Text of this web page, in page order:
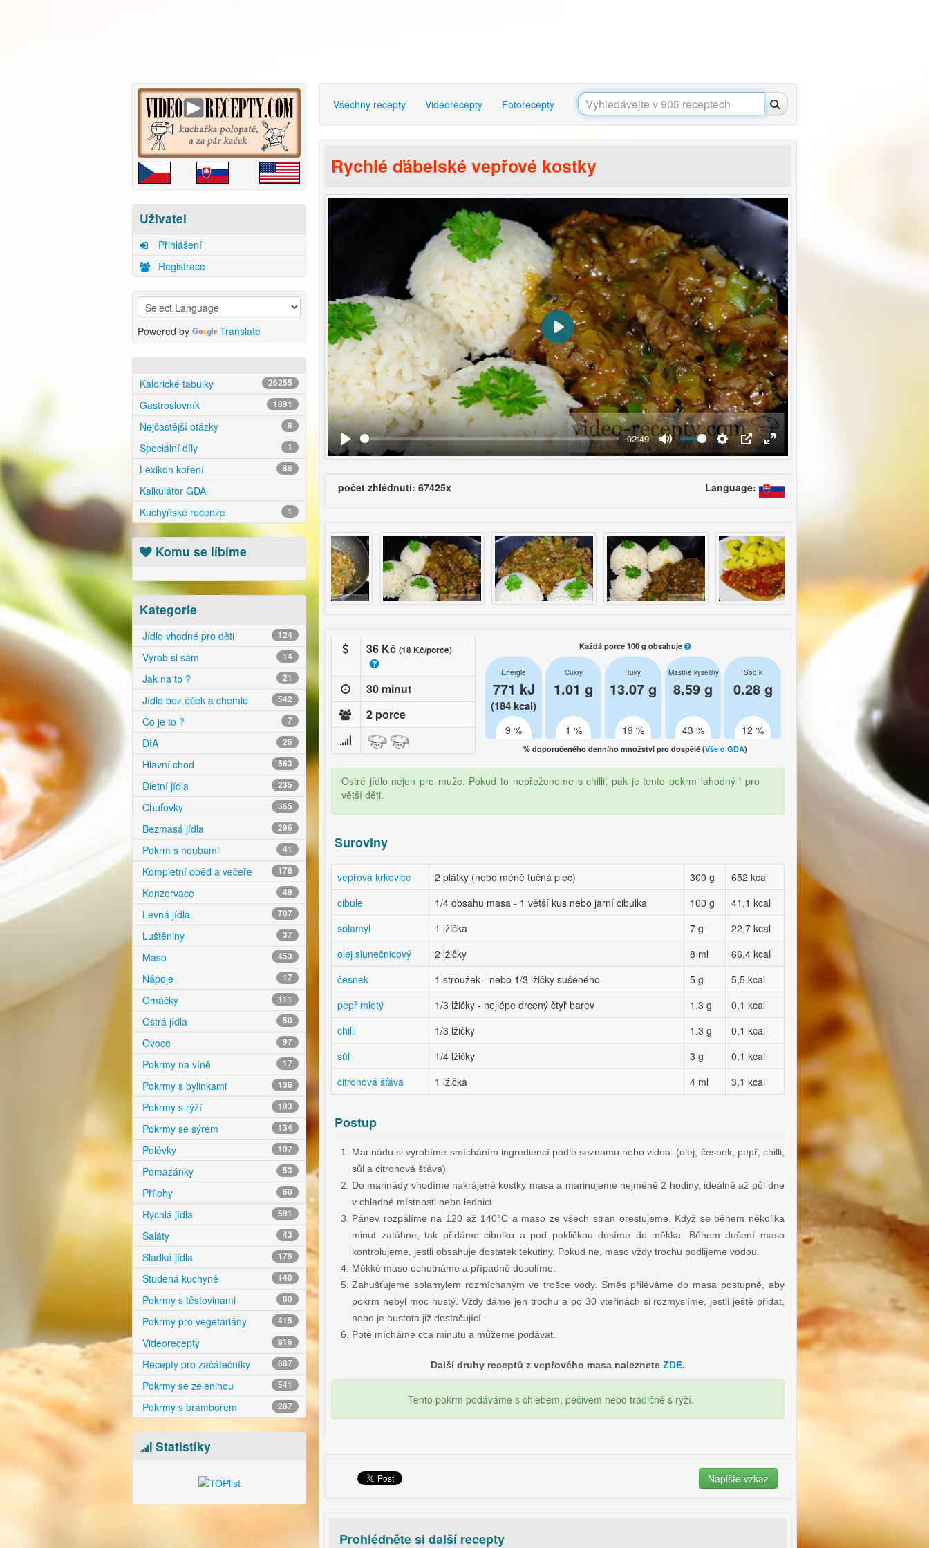
Uživatel
Přihlášení
Registrace
Powered by Translate
Kalorické tabulky 26255
Gastroslovník 1891
Nejčastější otázky 8
Speciální díly 1
Lexikon koření 88
Kalkulátor GDA
Kuchyňské recenze
1
Komu se líbíme
Kategorie
Jídlo vhodné pro děti 124
Vyrob si sám 14
Jak na to ? 21
Jídlo bez éček a chemie 542
Co je to ? 7
DIA 26
Hlavní chod 563
Dietní jídla 235
Chuťovky 365
Bezmasá jídla 296
Pokrm s houbami 41
Kompletní oběd a večeře 176
Konzervace 48
Levná jídla 707
Luštěniny 37
Maso 453
Nápoje 17
Omáčky 111
Ostrá jídla 50
Ovoce 97
Pokrmy na víně 17
Pokrmy s bylinkami 136
Pokrmy s rýží 103
Pokrmy se sýrem 134
Polévky 107
Pomazánky 53
Přílohy 60
Rychlá jídla 591
Saláty 43
Sladká jídla 178
Studená kuchyně 140
Pokrmy s těstovinami 80
Pokrmy pro vegetariány 415
Videorecepty 816
Recepty pro začátečníky 887
Pokrmy se zeleninou 541
Pokrmy s bramborem 287
Statistiky
Všechny recepty Videorecepty Fotorecepty
Rychlé ďábelské vepřové kostky
-02:49
Přehrát
počet zhlédnutí: 67425x Language:
36 Kč (18 Kč/porce)
30 minut
2 porce
Každá porce 100 g obsahuje
Energie
771 kJ
(184 kcal)
9 %
Cukry
1.01 g
1 %
Tuky
13.07 g
19 %
Mastné kyseliny
8.59 g
43 %
Sodík
0.28 g
12 %
% doporučeného denního množství pro dospělé (Vše o GDA)
Ostré jídlo nejen pro muže. Pokud to nepřeženeme s chilli, pak je tento pokrm lahodný i pro
větší děti.
Suroviny
vepřová krkovice 2 plátky (nebo méně tučná plec) 300 g
652 kcal
cibule
1/4 obsahu masa - 1 větší kus nebo jarní cibulka 100 g
41,1 kcal
solamyl
1 lžička 7 g
22,7 kcal
olej slunečnicový
2 lžičky 8 ml
66,4 kcal
česnek
1 stroužek - nebo 1/3 lžičky sušeného 5 g
5,5 kcal
pepř mletý
1/3 lžičky - nejlépe drcený čtyř barev 1.3 g
0,1 kcal
chilli
1/3 lžičky 1.3 g
0,1 kcal
sůl
1/4 lžičky 3 g
0,1 kcal
citronová šťáva
1 lžička 4 ml 3,1 kcal
Postup
Marinádu si vyrobíme smícháním ingrediencí podle seznamu nebo videa. (olej, česnek, pepř, chilli,
sůl a citronová šťáva)
Do marinády vhodíme nakrájené kostky masa a marinujeme nejméně 2 hodiny, ideálně až půl dne
v chladné místnosti nebo lednici.
Pánev rozpálíme na 120 až 140°C a maso ze všech stran orestujeme. Když se během několika
minut zatáhne, tak přidáme cibulku a pod pokličkou dusíme do měkka. Během dušení maso
kontrolujeme, jestli obsahuje dostatek tekutiny. Pokud ne, maso vždy trochu podlijeme vodou.
Měkké maso ochutnáme a případně dosolíme.
Zahušťujeme solamylem rozmíchaným ve trošce vody. Směs přiléváme do masa postupně, aby
pokrm nebyl moc hustý. Vždy dáme jen trochu a po 30 vteřinách si rozmyslíme, jestli ještě přidat,
nebo je hustota již dostačující.
Poté mícháme cca minutu a můžeme podávat.
Další druhy receptů z vepřového masa naleznete ZDE.
Tento pokrm podáváme s chlebem, pečivem nebo tradičně s rýží.
Prohlédněte si další recepty